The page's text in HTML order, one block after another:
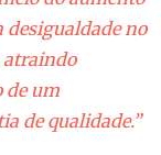
desigualdade no
atraindo
de um
de qualidade.”